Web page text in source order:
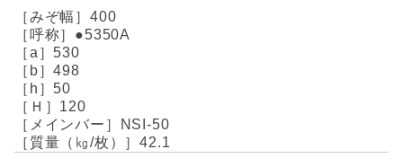
400
●5350A
530
498
50
120
NSI-50
42.1